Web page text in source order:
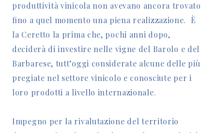
produttività vinicola non avevano ancora trovato
fino a quel momento una piena realizzazione. È
la Ceretto la prima che, pochi anni dopo,
deciderà di investire nelle vigne del Barolo e del
Barbarese, tutt’oggi considerate alcune delle più
pregiate nel settore vinicolo e conosciute per i
loro prodotti a livello internazionale.
Impegno per la rivalutazione del territorio